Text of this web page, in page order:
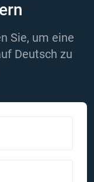
Sie, um eine
Deutsch zu